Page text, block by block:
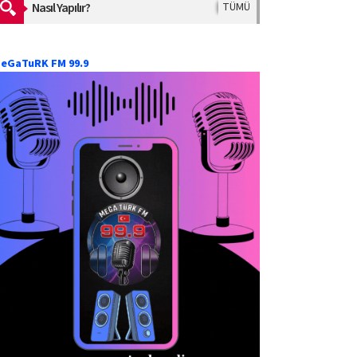
Nasıl Yapılır? TÜMÜ
FM 99.9